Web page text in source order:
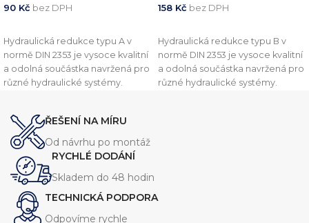
90 Kč bez DPH
Hydraulická redukce typu A v
normě DIN 2353 je vysoce kvalitní
a odolná součástka navržená pro
různé hydraulické systémy.
při vysokém tlaku. Tato redukce
je dostupná v několika
velikostech, aby vyhovovala
různým požadavkům systému.
158 Kč bez DPH
Hydraulická redukce typu B v
normě DIN 2353 je vysoce kvalitní
a odolná součástka navržená pro
různé hydraulické systémy.
ŘEŠENÍ NA MÍRU
Od návrhu po montáž
RYCHLÉ DODÁNÍ
Skladem do 48 hodin
TECHNICKÁ PODPORA
Odpovíme rychle